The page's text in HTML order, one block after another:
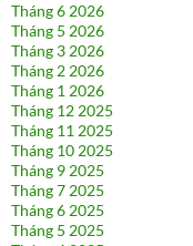
Tháng 6 2026
Tháng 5 2026
Tháng 3 2026
Tháng 2 2026
Tháng 1 2026
Tháng 12 2025
Tháng 11 2025
Tháng 10 2025
Tháng 9 2025
Tháng 7 2025
Tháng 6 2025
Tháng 5 2025